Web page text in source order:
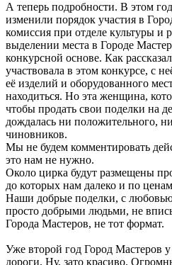
А теперь подробности. В этом
изменили порядок участия в
комиссия при отделе культуры и
выделении места в Городе
конкурсной основе. Как
участвовала в этом конкурсе, с
её изделий и оборудованного
находиться. Но эта женщина,
чтобы продать свои поделки на
дождалась ни положительного,
чиновников.
Мы не будем комментировать
это нам не нужно.
Около цирка будут размещены
до которых нам далеко и по
Наши добрые поделки, с
просто добрыми людьми, не
Города Мастеров, не тот формат.
Уже второй год Город Мастеров
дороги. Ну, зато красиво.